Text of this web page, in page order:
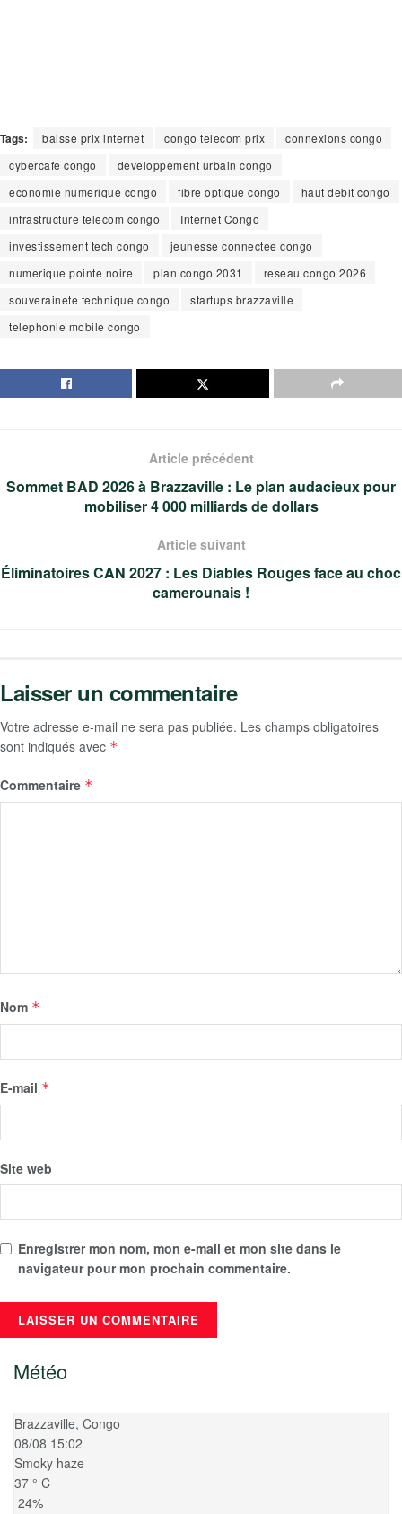
Tags: baisse prix internet congo telecom prix
connexions congo
cybercafe congo
developpement urbain congo
economie numerique congo
fibre optique congo
haut debit congo
infrastructure telecom congo
Internet Congo
investissement tech congo
jeunesse connectee congo
numerique pointe noire
plan congo 2031
reseau congo 2026
souverainete technique congo
startups brazzaville
telephonie mobile congo
Article précédent
Sommet BAD 2026 à Brazzaville : Le plan audacieux pour
mobiliser 4 000 milliards de dollars
Article suivant
Éliminatoires CAN 2027 : Les Diables Rouges face au choc
camerounais !
Laisser un commentaire
Votre adresse e-mail ne sera pas publiée. Les champs obligatoires
sont indiqués avec *
Commentaire *
Nom *
E-mail *
Site web
Enregistrer mon nom, mon e-mail et mon site dans le
navigateur pour mon prochain commentaire.
Météo
Brazzaville, Congo
08/08 15:02
Smoky haze
37 ° C
24%